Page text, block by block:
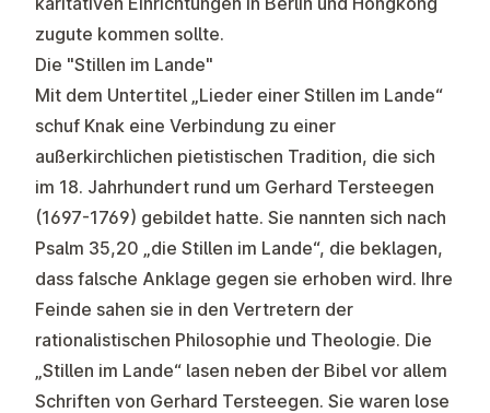
zugute kommen sollte.
Die "Stillen im Lande"
Mit dem Untertitel „Lieder einer Stillen im Lande“
schuf Knak eine Verbindung zu einer
außerkirchlichen pietistischen Tradition, die sich
im 18. Jahrhundert rund um Gerhard Tersteegen
(1697-1769) gebildet hatte. Sie nannten sich nach
Psalm 35,20 „die Stillen im Lande“, die beklagen,
dass falsche Anklage gegen sie erhoben wird. Ihre
Feinde sahen sie in den Vertretern der
rationalistischen Philosophie und Theologie. Die
„Stillen im Lande“ lasen neben der Bibel vor allem
Schriften von Gerhard Tersteegen. Sie waren lose